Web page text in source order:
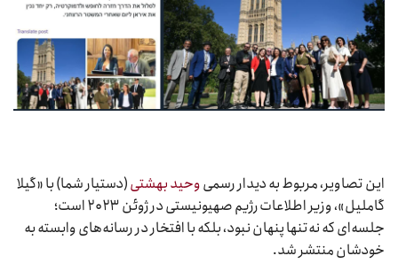
این تصاویر، مربوط به دیدار رسمیوحید بهشتی(دستیار شما) با «گیلا
گاملیل»، وزیر اطلاعات رژیم صهیونیستی در ژوئن ۲۰۲۳ است؛
جلسه‌ای که نه‌تنها پنهان نبود، بلکه با افتخار در رسانه‌های وابسته به
خودشان منتشر شد.